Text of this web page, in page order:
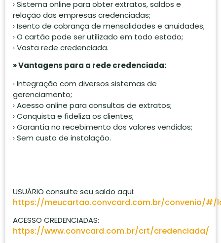
› Sistema online para obter extratos, saldos e
relação das empresas credenciadas;
› Isento de cobrança de mensalidades e anuidades;
› O cartão pode ser utilizado em todo estado;
› Vasta rede credenciada.
» Vantagens para a rede credenciada:
› Integração com diversos sistemas de
gerenciamento;
› Acesso online para consultas de extratos;
› Conquista e fideliza os clientes;
› Garantia no recebimento dos valores vendidos;
› Sem custo de instalação.
USUÁRIO consulte seu saldo aqui:
https://meucartao.convcard.com.br/convenio/#/
ACESSO CREDENCIADAS:
https://www.convcard.com.br/crt/credenciada/